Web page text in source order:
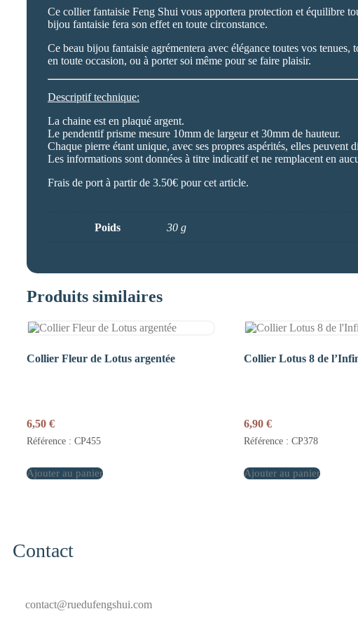
Ce collier fantaisie Feng Shui vous apportera protection et équilibre
bijou fantaisie fera son effet en toute circonstance.
Ce beau bijou fantaisie agrémentera avec élégance toutes vos
en toute occasion, ou à porter soi même pour se faire plaisir.
Descriptif technique:
La chaine est en plaqué argent.
Le pendentif prisme mesure 10mm de largeur et 30mm de hauteur.
Chaque pierre étant unique, avec ses propres aspérités, elles peuvent
Les informations sont données à titre indicatif et ne remplacent en
Frais de port à partir de 3.50€ pour cet article.
Poids 30 g
Produits similaires
Collier Fleur de Lotus argentée
6,50 €
Référence : CP455
Ajouter au panier
Collier Lotus 8 de
6,90€
Référence : CP378
Ajouter au panier
Contact
contact@ruedufengshui.com